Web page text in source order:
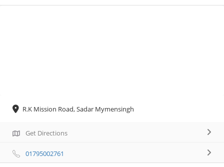
R.K Mission Road, Sadar Mymensingh
Get Directions
01795002761